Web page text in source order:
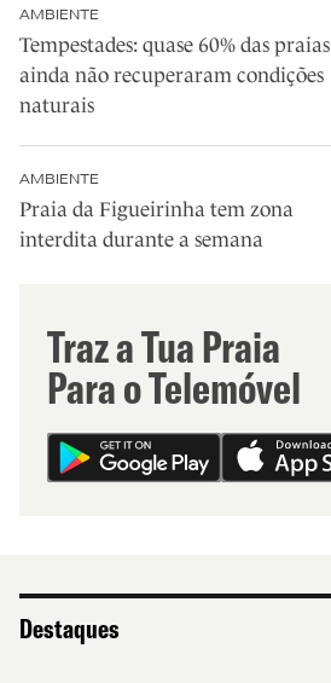
AMBIENTE
Tempestades: quase 60% das praias
ainda não recuperaram condições
naturais
AMBIENTE
Praia da Figueirinha tem zona
interdita durante a semana
Traz a Tua Praia
Para o Telemóvel
Destaques